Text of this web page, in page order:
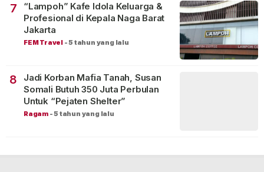
7
“Lampoh” Kafe Idola Keluarga &
Profesional di Kepala Naga Barat
Jakarta
FEM Travel -5 tahun yang lalu
8
Jadi Korban Mafia Tanah, Susan
Somali Butuh 350 Juta Perbulan
Untuk “Pejaten Shelter”
Ragam -5 tahun yang lalu